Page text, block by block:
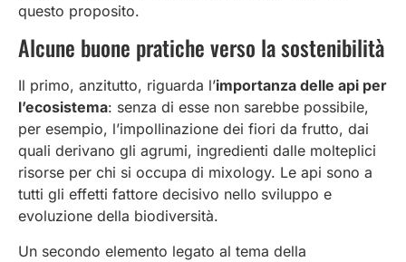
questo proposito.
Alcune buone pratiche verso la sostenibilità
Il primo, anzitutto, riguarda l’importanza delle api per
l’ecosistema: senza di esse non sarebbe possibile,
per esempio, l’impollinazione dei fiori da frutto, dai
quali derivano gli agrumi, ingredienti dalle molteplici
risorse per chi si occupa di mixology. Le api sono a
tutti gli effetti fattore decisivo nello sviluppo e
evoluzione della biodiversità.
Un secondo elemento legato al tema della